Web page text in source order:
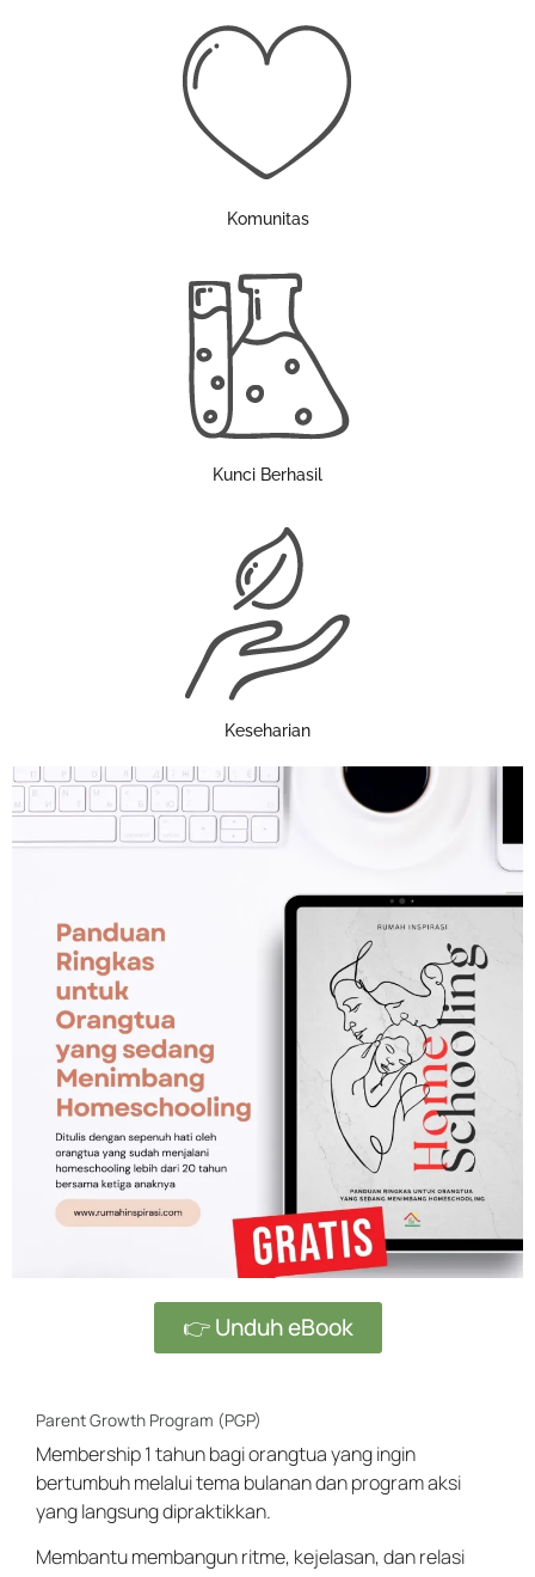
Komunitas
Kunci Berhasil
Keseharian
👉 Unduh eBook
Parent Growth Program (PGP)
Membership 1 tahun bagi orangtua yang ingin
bertumbuh melalui tema bulanan dan program aksi
yang langsung dipraktikkan.
Membantu membangun ritme, kejelasan, dan relasi